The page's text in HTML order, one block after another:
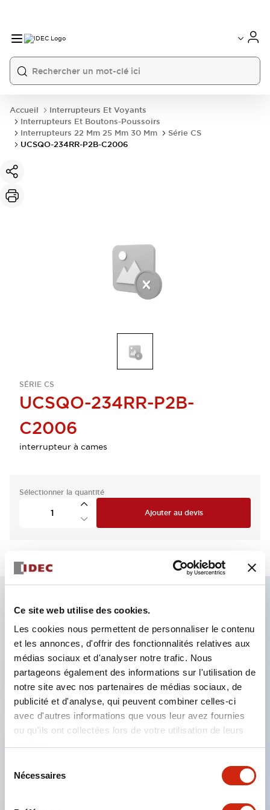
Ce site web utilise des cookies.
Les cookies nous permettent de personnaliser le contenu
et les annonces, d'offrir des fonctionnalités relatives aux
médias sociaux et d'analyser notre trafic. Nous
partageons également des informations sur l'utilisation de
notre site avec nos partenaires de médias sociaux, de
publicité et d'analyse, qui peuvent combiner celles-ci
avec d'autres informations que vous leur avez fournies
ou qu'ils ont collectées lors de votre utilisation de leurs
Nécessaires
Accueil
Interrupteurs Et Voyants
Interrupteurs Et Boutons-Poussoirs
Interrupteurs 22 Mm 25 Mm 30 Mm
Série CS
UCSQO-234RR-P2B-C2006
SÉRIE CS
UCSQO-234RR-P2B-
C2006
interrupteur à cames
Sélectionner la quantité
Ajouter au devis
Le commutateur à came de type CS est un
interrupteur de commande pratique et polyvalent,
adapté à l'ouverture, la fermeture et le changement
d'appareils.
72 types de circuits standard disponibles
d'étages des blocs de contacts.